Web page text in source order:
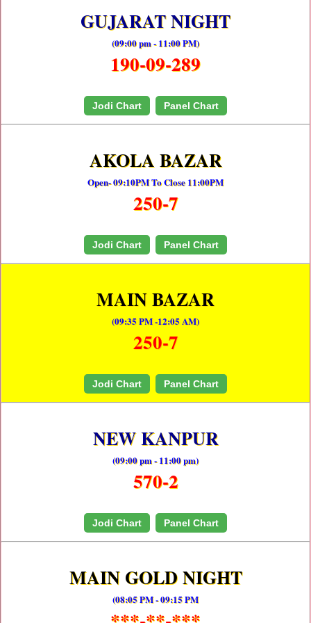
GUJARAT NIGHT
(09:00 pm - 11:00 PM)
190-09-289
Jodi Chart Panel Chart
AKOLA BAZAR
Open- 09:10PM To Close 11:00PM
250-7
Jodi Chart Panel Chart
MAIN BAZAR
(09:35 PM -12:05 AM)
250-7
Jodi Chart Panel Chart
NEW KANPUR
(09:00 pm - 11:00 pm)
570-2
Jodi Chart Panel Chart
MAIN GOLD NIGHT
(08:05 PM - 09:15 PM